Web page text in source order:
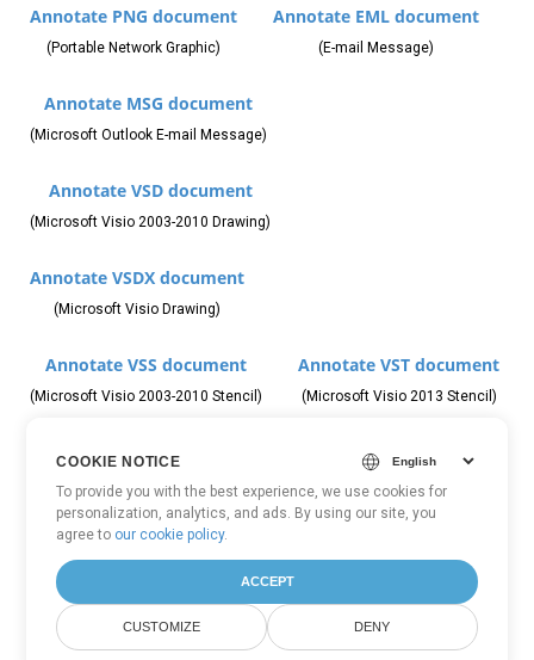
Annotate PNG document
(Portable Network Graphic)
Annotate EML document
(E-mail Message)
Annotate MSG document
(Microsoft Outlook E-mail Message)
Annotate VSD document
(Microsoft Visio 2003-2010 Drawing)
Annotate VSDX document
(Microsoft Visio Drawing)
Annotate VSS document
(Microsoft Visio 2003-2010 Stencil)
Annotate VST document
(Microsoft Visio 2013 Stencil)
Annotate DWG document
(Autodesk Design Data Formats)
Annotate DXF document
(AutoCAD Drawing Interchange)
Annotate DCM document
(Digital Imaging and Communications in Medicine)
Annotate WMF document Annotate EMF document
COOKIE NOTICE
To provide you with the best experience, we use cookies for
personalization, analytics, and ads. By using our site, you
agree to our cookie policy.
ACCEPT
CUSTOMIZE DENY